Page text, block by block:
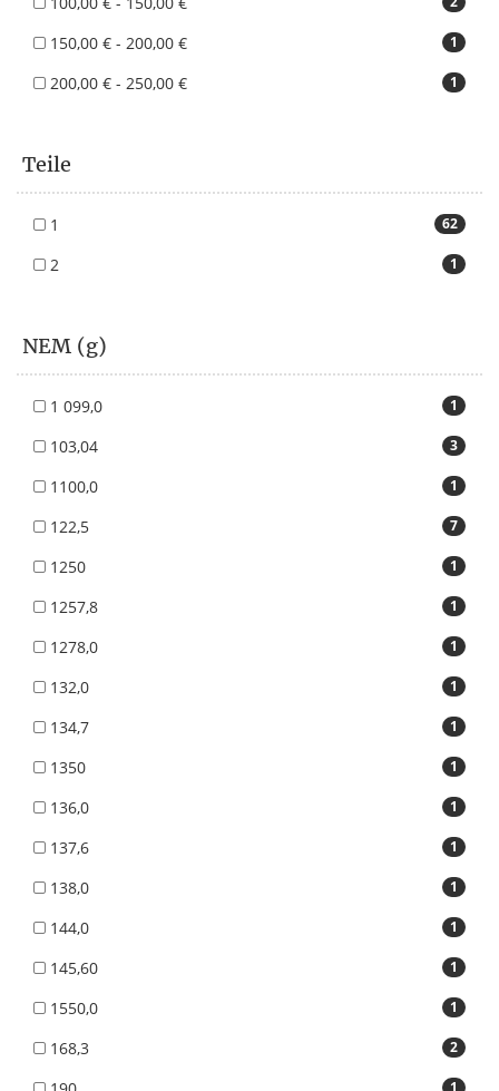
1
150,00 € - 200,00 €
1
200,00 € - 250,00 €
Teile
62
1
1
2
NEM (g)
1
1 099,0
3
103,04
1
1100,0
7
122,5
1
1250
1
1257,8
1
1278,0
1
132,0
1
134,7
1
1350
1
136,0
1
137,6
1
138,0
1
144,0
1
145,60
1
1550,0
2
168,3
1